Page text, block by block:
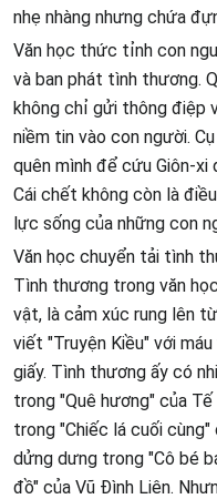
nhẹ nhàng nhưng chứa
Văn học thức tỉnh con
và ban phát tình thương.
không chỉ gửi thông điệp
niềm tin vào con người.
quên mình để cứu Giôn-
Cái chết không còn là
lực sống của những con
Văn học chuyển tải tình
Tình thương trong văn
vật, là cảm xúc rung lên
viết "Truyện Kiều" với
giấy. Tình thương ấy có
trong "Quê hương" của
trong "Chiếc lá cuối
dửng dưng trong "Cô bé
đồ" của Vũ Đình Liên.